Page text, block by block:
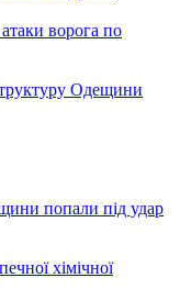
ворога по
Одещини
попали під удар
хімічної